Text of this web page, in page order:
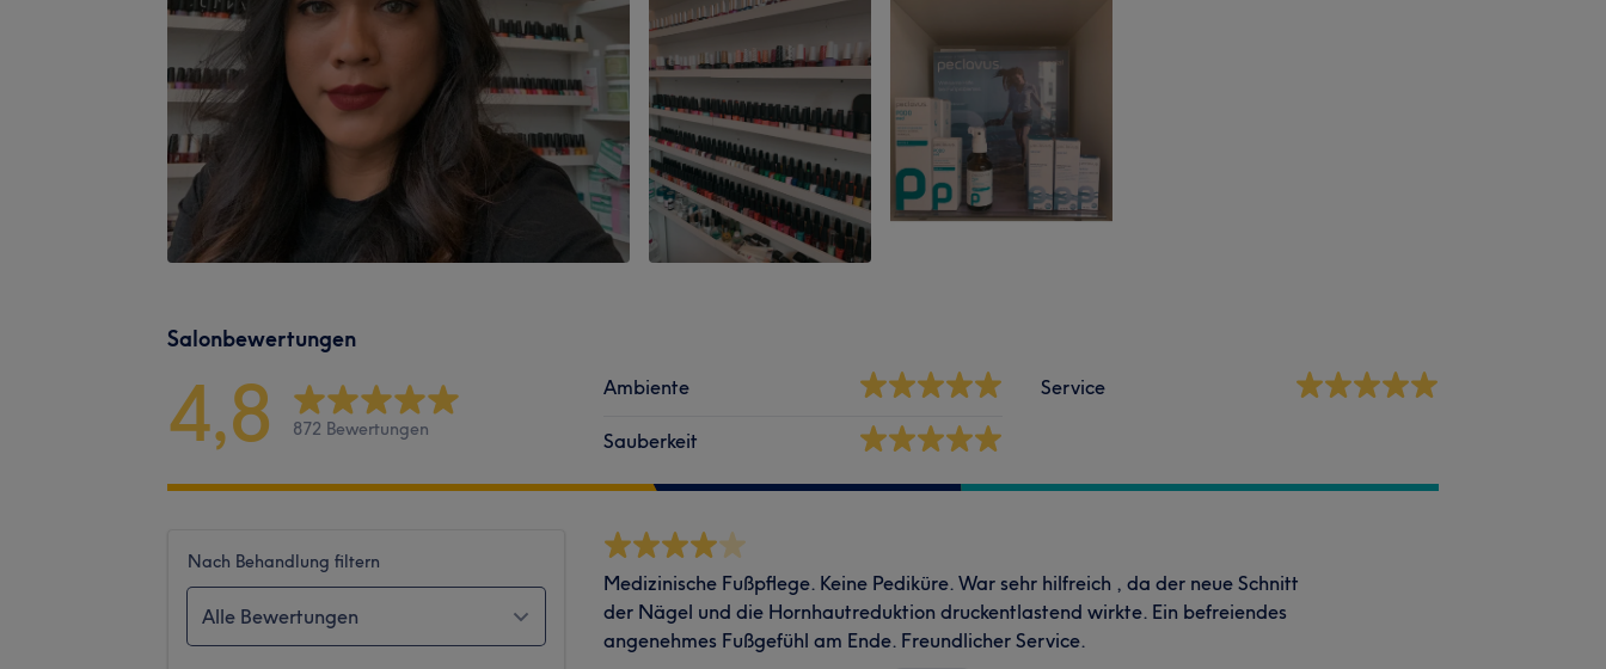
Salonbewertungen
4,8 872 Bewertungen
Ambiente
Sauberkeit
Service
Nach Behandlung filtern
Alle Bewertungen
Medizinische Fußpflege. Keine Pediküre. War sehr hilfreich , da der neue Schnitt
der Nägel und die Hornhautreduktion druckentlastend wirkte. Ein befreiendes
angenehmes Fußgefühl am Ende. Freundlicher Service.